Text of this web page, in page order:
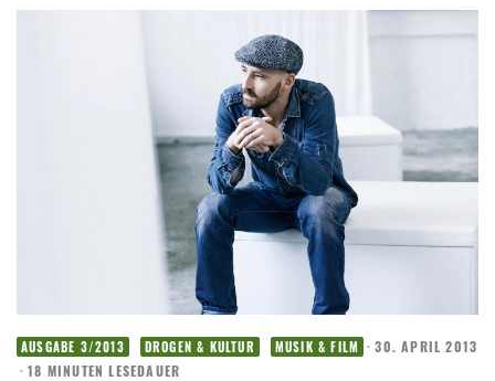
AUSGABE 3/2013 DROGEN & KULTUR MUSIK & FILM · 30. APRIL 2013
· 18 MINUTEN LESEDAUER